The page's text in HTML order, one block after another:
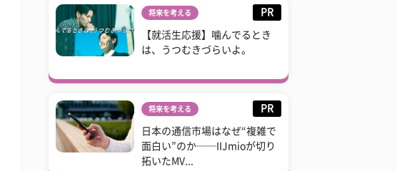
将来を考える PR
【就活生応援】噛んでるとき
は、うつむきづらいよ。
将来を考える PR
日本の通信市場はなぜ“複雑で
面白い”のか──IIJmioが切り
拓いたMV...